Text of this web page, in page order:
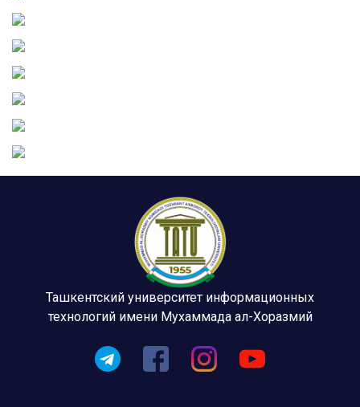
Ташкентский университет информационных
технологий имени Мухаммада ал-Хоразмий